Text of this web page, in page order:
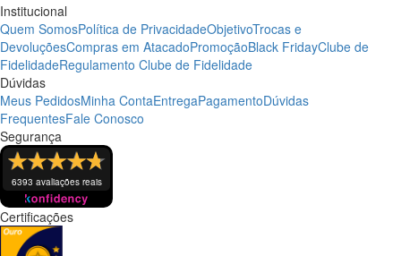
Institucional
Quem SomosPolítica de PrivacidadeObjetivoTrocas e
DevoluçõesCompras em AtacadoPromoçãoBlack FridayClube de
FidelidadeRegulamento Clube de Fidelidade
Dúvidas
Meus PedidosMinha ContaEntregaPagamentoDúvidas
FrequentesFale Conosco
Segurança
6393 avaliações reais
Certificações